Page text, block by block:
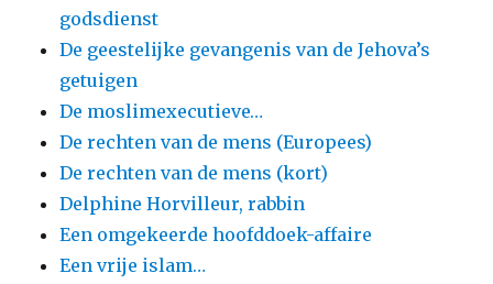
godsdienst
De geestelijke gevangenis van de Jehova’s
getuigen
De moslimexecutieve…
De rechten van de mens (Europees)
De rechten van de mens (kort)
Delphine Horvilleur, rabbin
Een omgekeerde hoofddoek-affaire
Een vrije islam…